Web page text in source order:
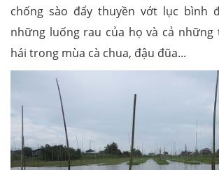
chống sào đẩy thuyền vớt lục bình
những luống rau của họ và cả
hái trong mùa cà chua, đậu đũa...